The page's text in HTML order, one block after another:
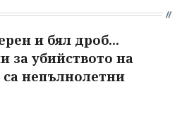
и бял дроб...
за убийството на
непълнолетни